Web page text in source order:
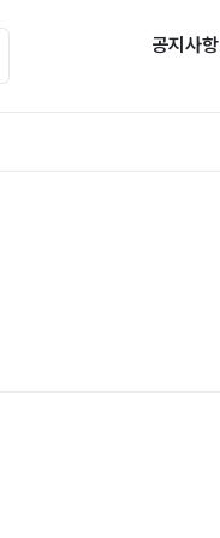
공지사항